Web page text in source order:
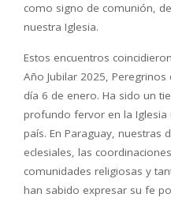
como signo de comunión,
nuestra Iglesia.
Estos encuentros
Año Jubilar 2025,
día 6 de enero. Ha sido un
profundo fervor en la
país. En Paraguay, nuestras
eclesiales, las
comunidades religiosas y
han sabido expresar su fe